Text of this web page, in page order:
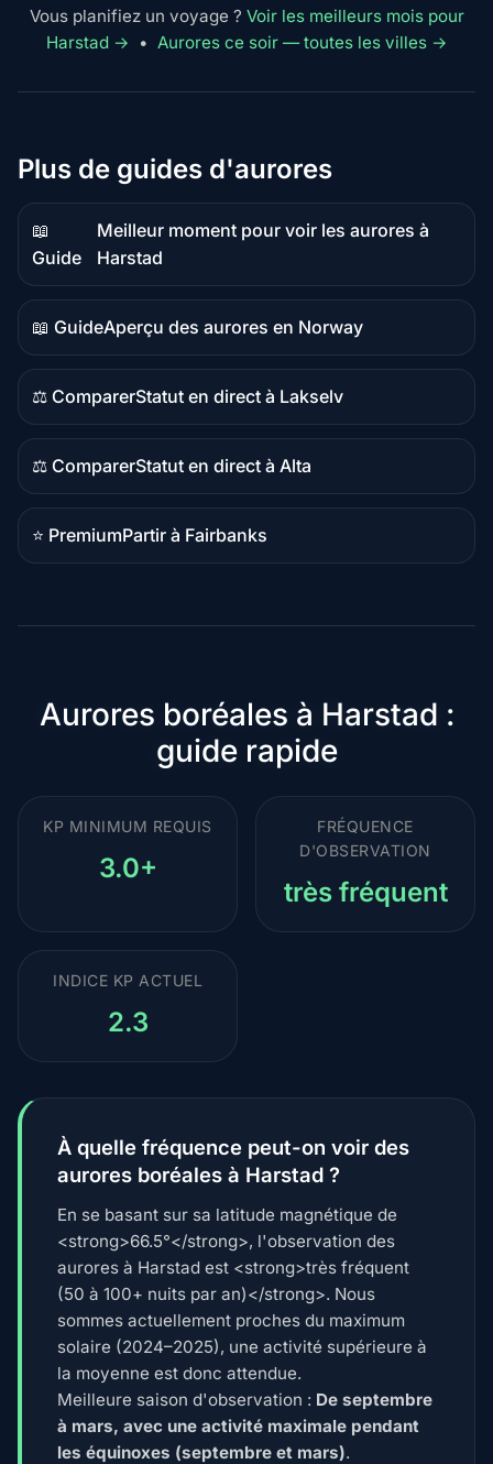
Vous planifiez un voyage ? Voir les meilleurs mois pour
Harstad →
• Aurores ce soir — toutes les villes →
Plus de guides d'aurores
📖
Guide
Contenu
guide
Meilleur moment pour voir les aurores à
Harstad
📖 Guide
Contenu
guide
Aperçu des aurores en Norway
⚖️ Comparer
Contenu
comparatif
Statut en direct à Lakselv
⚖️ Comparer
Contenu
comparatif
Statut en direct à Alta
⭐ Premium
Destination
Partir à Fairbanks
Aurores boréales à Harstad :
guide rapide
KP MINIMUM REQUIS
3.0+
FRÉQUENCE
D'OBSERVATION
très fréquent
INDICE KP ACTUEL
2.3
À quelle fréquence peut-on voir des
aurores boréales à Harstad ?
En se basant sur sa latitude magnétique de
<strong>66.5°</strong>, l'observation des
aurores à Harstad est <strong>très fréquent
(50 à 100+ nuits par an)</strong>. Nous
sommes actuellement proches du maximum
solaire (2024–2025), une activité supérieure à
la moyenne est donc attendue.
Meilleure saison d'observation : De septembre
à mars, avec une activité maximale pendant
les équinoxes (septembre et mars).